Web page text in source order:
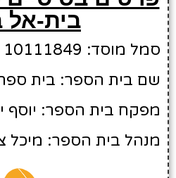
בית-אל
סמל מוסד: 10111849
שם בית הספר: בית ספר
מפקח בית הספר: יוסף
מנהל בית הספר: מיכל